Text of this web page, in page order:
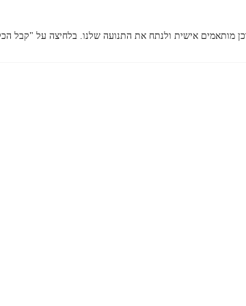
מותאמים אישית ולנתח את התנועה שלנו. בלחיצה על "קבל
מייל: